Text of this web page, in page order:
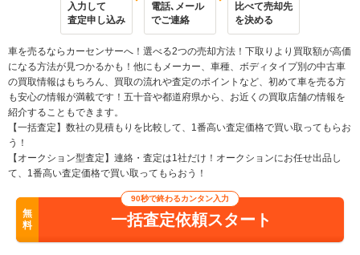
入力して
査定申し込み
電話､メール
でご連絡
比べて売却先
を決める
車を売るならカーセンサーへ！選べる2つの売却方法！下取りより買取額が高価
になる方法が見つかるかも！他にもメーカー、車種、ボディタイプ別の中古車
の買取情報はもちろん、買取の流れや査定のポイントなど、初めて車を売る方
も安心の情報が満載です！五十音や都道府県から、お近くの買取店舗の情報を
紹介することもできます。
【一括査定】数社の見積もりを比較して、1番高い査定価格で買い取ってもらお
う！
【オークション型査定】連絡・査定は1社だけ！オークションにお任せ出品し
て、1番高い査定価格で買い取ってもらおう！
無
料
90秒で終わるカンタン入力
一括査定依頼スタート